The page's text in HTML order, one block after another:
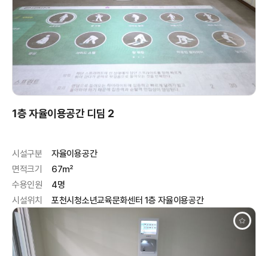
1층 자율이용공간 디딤 2
시설구분
자율이용공간
면적크기
67㎡
수용인원
4명
시설위치
포천시청소년교육문화센터 1층 자율이용공간